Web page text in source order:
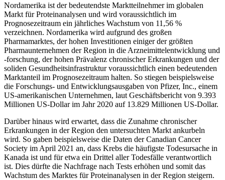
Nordamerika ist der bedeutendste Marktteilnehmer im globalen
Markt für Proteinanalysen und wird voraussichtlich im
Prognosezeitraum ein jährliches Wachstum von 11,56 %
verzeichnen. Nordamerika wird aufgrund des großen
Pharmamarktes, der hohen Investitionen einiger der größten
Pharmaunternehmen der Region in die Arzneimittelentwicklung und
-forschung, der hohen Prävalenz chronischer Erkrankungen und der
soliden Gesundheitsinfrastruktur voraussichtlich einen bedeutenden
Marktanteil im Prognosezeitraum halten. So stiegen beispielsweise
die Forschungs- und Entwicklungsausgaben von Pfizer, Inc., einem
US-amerikanischen Unternehmen, laut Geschäftsbericht von 9.393
Millionen US-Dollar im Jahr 2020 auf 13.829 Millionen US-Dollar.
Darüber hinaus wird erwartet, dass die Zunahme chronischer
Erkrankungen in der Region den untersuchten Markt ankurbeln
wird. So gaben beispielsweise die Daten der Canadian Cancer
Society im April 2021 an, dass Krebs die häufigste Todesursache in
Kanada ist und für etwa ein Drittel aller Todesfälle verantwortlich
ist. Dies dürfte die Nachfrage nach Tests erhöhen und somit das
Wachstum des Marktes für Proteinanalysen in der Region steigern.